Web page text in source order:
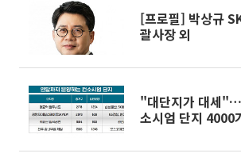
[프로필] 박상규
괄사장 외
"대단지가 대세"…
소시엄 단지 4000